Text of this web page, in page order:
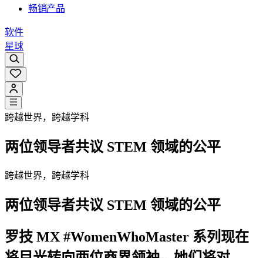
畅销产品
软件
星球
跨越世界，跨越学科
两位领导者共议 STEM 领域的公平
跨越世界，跨越学科
两位领导者共议 STEM 领域的公平
罗技 MX #WomenWhoMaster 系列现在